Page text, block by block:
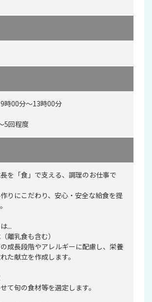
時00分～13時00分
5回程度
を「食」で支える、調理のお仕事で
りにこだわり、安心・安全な給食を提
...
離乳食も含む）
成長段階やアレルギーに配慮し、栄養
た献立を作成します。
て旬の食材等を選定します。